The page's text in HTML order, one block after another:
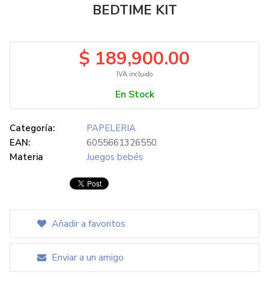
BEDTIME KIT
$ 189,900.00
IVA incluido
En Stock
Categoría:
PAPELERIA
EAN:
6055661326550
Materia
Juegos bebés
Añadir a favoritos
Enviar a un amigo